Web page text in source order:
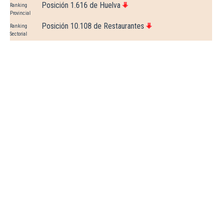
Ranking
Provincial
Posición 1.616 de Huelva
Ranking
Sectorial
Posición 10.108 de Restaurantes